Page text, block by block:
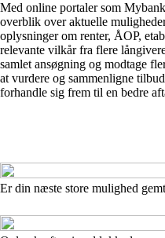
Med online portaler som
overblik over aktuelle
oplysninger om renter, ÅOP,
relevante vilkår fra flere
samlet ansøgning og modtage
at vurdere og sammenligne
forhandle sig frem til en bedre
Er din næste store mulighed